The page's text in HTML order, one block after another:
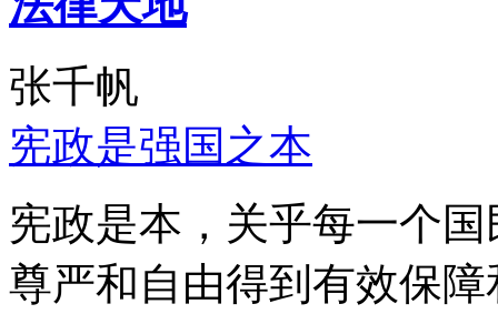
张千帆
宪政是强国之本
宪政是本，关乎每一个
尊严和自由得到有效保